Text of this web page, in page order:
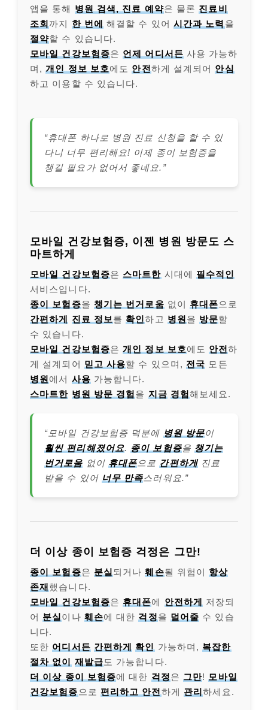
앱을 통해 병원 검색, 진료 예약은 물론 진료비
조회 까지 한 번에 해결할 수 있어 시간과 노력 을
절약할 수 있습니다.
모바일 건강보험증은 언제 어디서든 사용 가능하
며,개인 정보 보호에도 안전하게 설계되어 안심
하고 이용할 수 있습니다.
“휴대폰 하나로 병원 진료 신청을 할 수 있
다니 너무 편리해요! 이제 종이 보험증을
챙길 필요가 없어서 좋네요.”
모바일 건강보험증, 이젠 병원 방문도 스
마트하게
모바일 건강보험증은 스마트한 시대에 필수적인
서비스입니다.
종이 보험증을 챙기는 번거로움 없이 휴대폰으로
간편하게 진료 정보 를 확인하고 병원 을 방문할
수 있습니다.
모바일 건강보험증은개인 정보 보호에도 안전하
게 설계되어 믿고 사용할 수 있으며, 전국 모든
병원 에서 사용 가능합니다.
스마트한 병원 방문 경험 을 지금 경험해보세요.
“모바일 건강보험증 덕분에 병원 방문이
훨씬 편리해졌어요. 종이 보험증을 챙기는
번거로움 없이 휴대폰으로 간편하게진료
받을 수 있어 너무 만족스러워요.”
더 이상 종이 보험증 걱정은 그만!
종이 보험증은 분실 되거나훼손될 위험이 항상
존재 했습니다.
모바일 건강보험증은 휴대폰에 안전하게 저장되
어 분실 이나 훼손에 대한 걱정을 덜어줄 수 있습
니다.
또한 어디서든 간편하게 확인 가능하며, 복잡한
절차 없이 재발급도 가능합니다.
더 이상 종이 보험증에 대한 걱정은 그만! 모바일
건강보험증 으로 편리하고 안전 하게 관리하세요.